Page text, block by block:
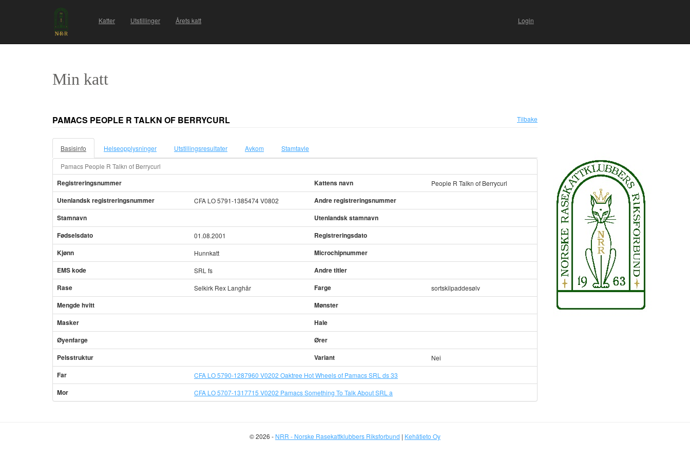
Katter Utstillinger Årets katt Login
Min katt
PAMACS PEOPLE R TALKN OF BERRYCURL Tilbake
Basisinfo Helseopplysninger Utstillingsresultater Avkom Stamtavle
Pamacs People R Talkn of Berrycurl
Registreringsnummer Kattens navn People R Talkn of Berrycurl
Utenlandsk registreringsnummer CFA LO 5791-1385474 V0802
Andre registreringsnummer
Stamnavn
Utenlandsk stamnavn
Fødselsdato
01.08.2001
Registreringsdato
Kjønn
Hunnkatt
Microchipnummer
EMS kode
SRL fs
Andre titler
Rase
Selkirk Rex Langhår Farge sortskilpaddesølv
Mengde hvitt
Mønster
Masker
Hale
Øyenfarge
Ører
Pelsstruktur
Variant Nei
Far CFA LO 5790-1287960 V0202 Oaktree Hot Wheels of Pamacs SRL ds 33
Mor CFA LO 5707-1317715 V0202 Pamacs Something To Talk About SRL a
© 2026 - NRR - Norske Rasekattklubbers Riksforbund | Kehätieto Oy